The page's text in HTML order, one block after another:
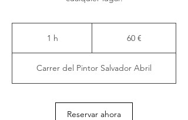
1 h 60 €
Carrer del Pintor Salvador Abril
Reservar ahora